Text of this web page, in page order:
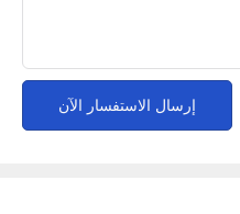
إرسال الاستفسار الآن